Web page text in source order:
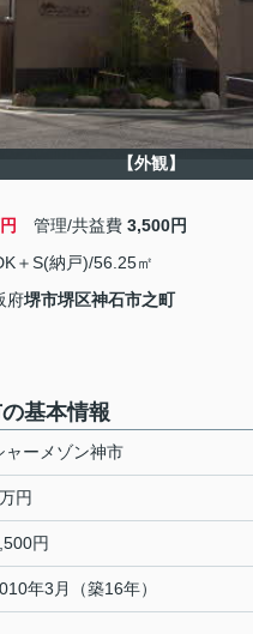
【外観】
管理/共益費 3,500円
＋S(納戸)/56.25㎡
府堺市堺区神石市之町
基本情報
ャーメゾン神市
円
円
年3月（築16年）